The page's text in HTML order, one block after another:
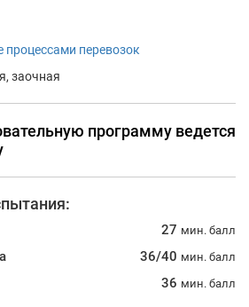
процессами перевозок
заочная
программу ведется
27 мин. балл
36/40 мин. балл
36 мин. балл